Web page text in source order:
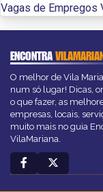
Vagas de Empregos
ENCONTRA
O melhor de Vila
num só lugar! Dicas,
o que fazer, as
empresas, locais,
muito mais no guia
VilaMariana.